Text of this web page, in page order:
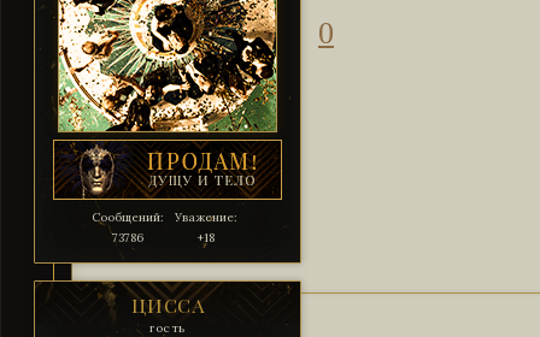
Сообщений:
73786
Уважение:
+18
0
ЦИССА
гость